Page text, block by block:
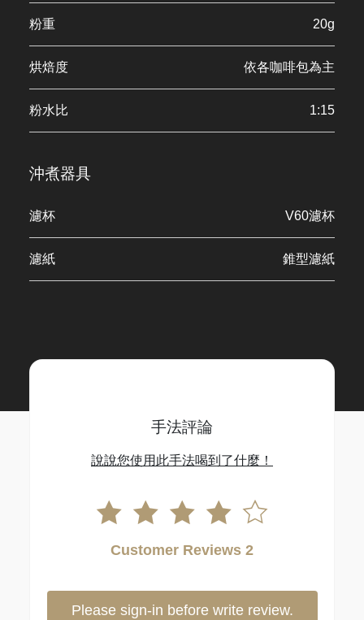
粉重 20g
烘焙度 依各咖啡包為主
粉水比 1:15
沖煮器具
濾杯 V60濾杯
濾紙 錐型濾紙
手法評論
說說您使用此手法喝到了什麼！
Customer Reviews 2
Please sign-in before write review.